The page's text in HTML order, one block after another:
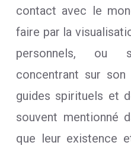
contact avec le
faire par la
personnels, ou
concentrant sur
guides spirituels et
souvent mentionné
que leur existence